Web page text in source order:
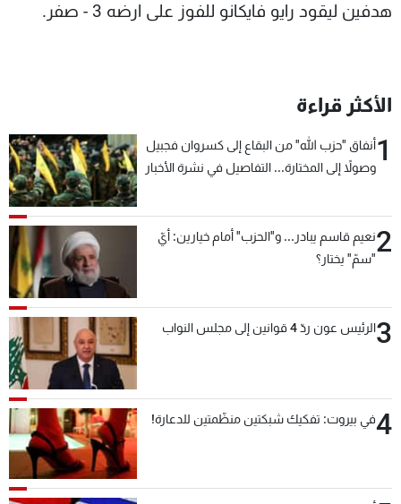
هدفين ليقود رايو فايكانو للفوز على ارضه 3 - صفر.
الأكثر قراءة
1أنفاق "حزب الله" من البقاع إلى كسروان فجبيل
وصولاً إلى المختارة... التفاصيل في نشرة الأخبار
2نعيم قاسم يبادر... و"الحزب" أمام خيارين: أيّ
"سمّ" يختار؟
3الرئيس عون ردّ 4 قوانين إلى مجلس النواب
4في بيروت: تفكيك شبكتين منظّمتين للدعارة!